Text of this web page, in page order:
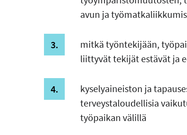
avun ja
mitkä työntekijään,
liittyvät tekijät estävät ja
kyselyaineiston ja
terveystaloudellisia
työpaikan välillä